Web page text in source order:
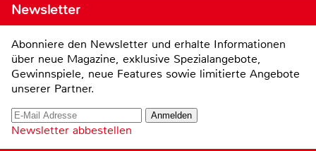
Newsletter
Abonniere den Newsletter und erhalte Informationen
über neue Magazine, exklusive Spezialangebote,
Gewinnspiele, neue Features sowie limitierte Angebote
unserer Partner.
Newsletter abbestellen